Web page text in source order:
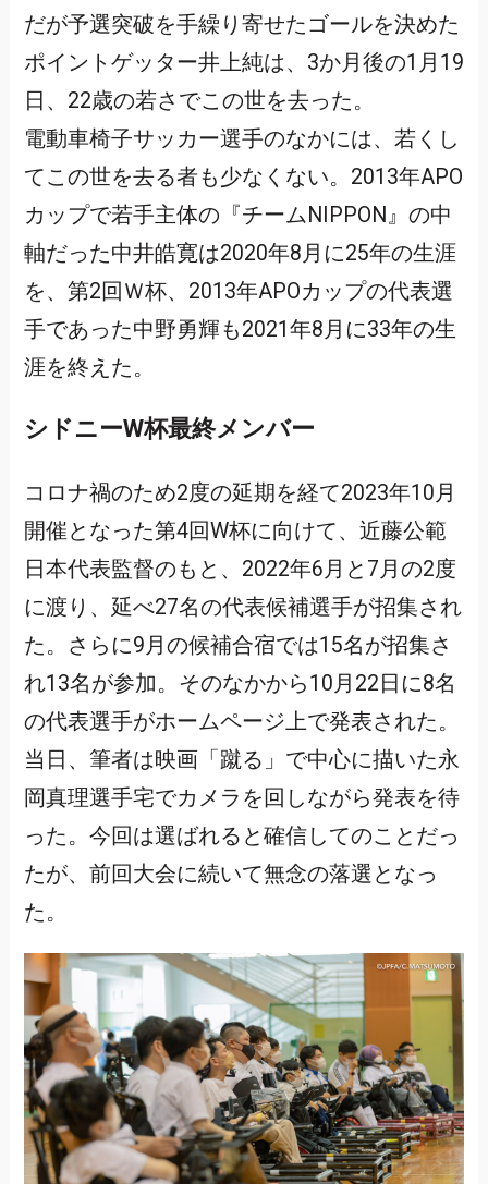
だが予選突破を手繰り寄せたゴールを決めた
ポイントゲッター井上純は、3か月後の1月19
日、22歳の若さでこの世を去った。
電動車椅子サッカー選手のなかには、若くし
てこの世を去る者も少なくない。2013年APO
カップで若手主体の『チームNIPPON』の中
軸だった中井皓寛は2020年8月に25年の生涯
を、第2回Ｗ杯、2013年APOカップの代表選
手であった中野勇輝も2021年8月に33年の生
涯を終えた。
シドニーW杯最終メンバー
コロナ禍のため2度の延期を経て2023年10月
開催となった第4回W杯に向けて、近藤公範
日本代表監督のもと、2022年6月と7月の2度
に渡り、延べ27名の代表候補選手が招集され
た。さらに9月の候補合宿では15名が招集さ
れ13名が参加。そのなかから10月22日に8名
の代表選手がホームページ上で発表された。
当日、筆者は映画「蹴る」で中心に描いた永
岡真理選手宅でカメラを回しながら発表を待
った。今回は選ばれると確信してのことだっ
たが、前回大会に続いて無念の落選となっ
た。